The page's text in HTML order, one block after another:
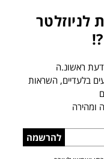
לניוזלטר
ראשונ.ה
בלעדיים, השראות
ומהירה
להרשמה